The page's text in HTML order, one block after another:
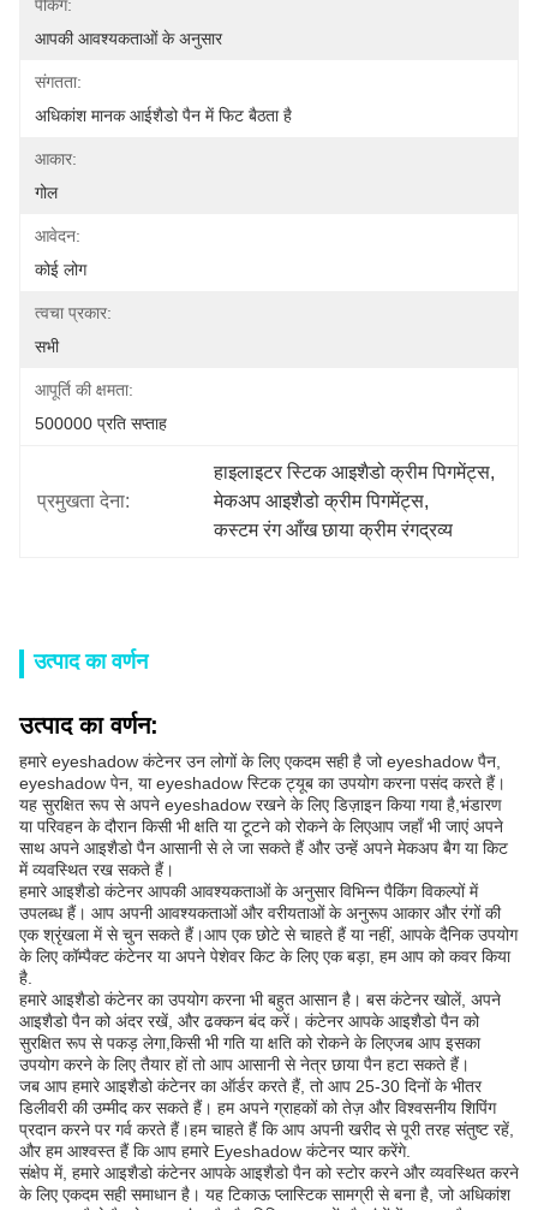
पैकिंग:
आपकी आवश्यकताओं के अनुसार
संगतता:
अधिकांश मानक आईशैडो पैन में फिट बैठता है
आकार:
गोल
आवेदन:
कोई लोग
त्वचा प्रकार:
सभी
आपूर्ति की क्षमता:
500000 प्रति सप्ताह
प्रमुखता देना:
हाइलाइटर स्टिक आइशैडो क्रीम पिगमेंट्स
मेकअप आइशैडो क्रीम पिगमेंट्स,
कस्टम रंग आँख छाया क्रीम रंगद्रव्य
उत्पाद का वर्णन
उत्पाद का वर्णन:
हमारे eyeshadow कंटेनर उन लोगों के लिए एकदम सही है जो eyeshadow पैन,
eyeshadow पेन, या eyeshadow स्टिक ट्यूब का उपयोग करना पसंद करते हैं।
यह सुरक्षित रूप से अपने eyeshadow रखने के लिए डिज़ाइन किया गया है,भंडारण
या परिवहन के दौरान किसी भी क्षति या टूटने को रोकने के लिएआप जहाँ भी जाएं अपने
साथ अपने आइशैडो पैन आसानी से ले जा सकते हैं और उन्हें अपने मेकअप बैग या किट
में व्यवस्थित रख सकते हैं।
हमारे आइशैडो कंटेनर आपकी आवश्यकताओं के अनुसार विभिन्न पैकिंग विकल्पों में
उपलब्ध हैं। आप अपनी आवश्यकताओं और वरीयताओं के अनुरूप आकार और रंगों की
एक श्रृंखला में से चुन सकते हैं।आप एक छोटे से चाहते हैं या नहीं, आपके दैनिक उपयोग
के लिए कॉम्पैक्ट कंटेनर या अपने पेशेवर किट के लिए एक बड़ा, हम आप को कवर किया
है.
हमारे आइशैडो कंटेनर का उपयोग करना भी बहुत आसान है। बस कंटेनर खोलें, अपने
आइशैडो पैन को अंदर रखें, और ढक्कन बंद करें। कंटेनर आपके आइशैडो पैन को
सुरक्षित रूप से पकड़ लेगा,किसी भी गति या क्षति को रोकने के लिएजब आप इसका
उपयोग करने के लिए तैयार हों तो आप आसानी से नेत्र छाया पैन हटा सकते हैं।
जब आप हमारे आइशैडो कंटेनर का ऑर्डर करते हैं, तो आप 25-30 दिनों के भीतर
डिलीवरी की उम्मीद कर सकते हैं। हम अपने ग्राहकों को तेज़ और विश्वसनीय शिपिंग
प्रदान करने पर गर्व करते हैं।हम चाहते हैं कि आप अपनी खरीद से पूरी तरह संतुष्ट रहें,
और हम आश्वस्त हैं कि आप हमारे Eyeshadow कंटेनर प्यार करेंगे.
संक्षेप में, हमारे आइशैडो कंटेनर आपके आइशैडो पैन को स्टोर करने और व्यवस्थित करने
के लिए एकदम सही समाधान है। यह टिकाऊ प्लास्टिक सामग्री से बना है, जो अधिकांश